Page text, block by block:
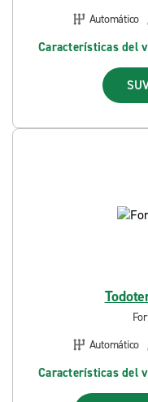
Automático
Características del
Automático
Características del